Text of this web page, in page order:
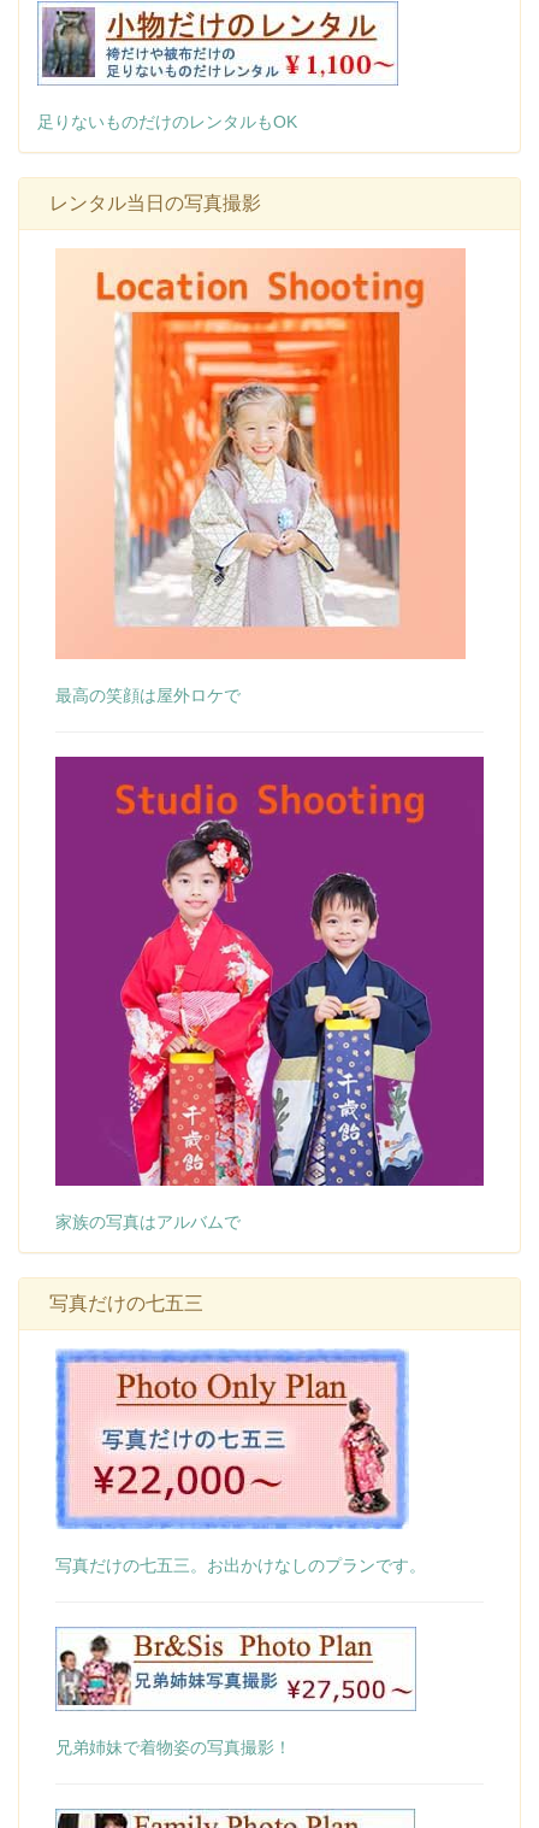
足りないものだけのレンタルもOK
レンタル当日の写真撮影
最高の笑顔は屋外ロケで
家族の写真はアルバムで
写真だけの七五三
写真だけの七五三。お出かけなしのプランです。
兄弟姉妹で着物姿の写真撮影！